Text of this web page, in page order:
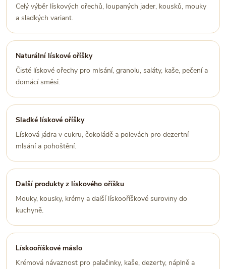
Celý výběr lískových ořechů, loupaných jader, kousků, mouky
a sladkých variant.
Naturální lískové oříšky
Čisté lískové ořechy pro mlsání, granolu, saláty, kaše, pečení a
domácí směsi.
Sladké lískové oříšky
Lísková jádra v cukru, čokoládě a polevách pro dezertní
mlsání a pohoštění.
Další produkty z lískového oříšku
Mouky, kousky, krémy a další lískooříškové suroviny do
kuchyně.
Lískooříškové máslo
Krémová návaznost pro palačinky, kaše, dezerty, náplně a